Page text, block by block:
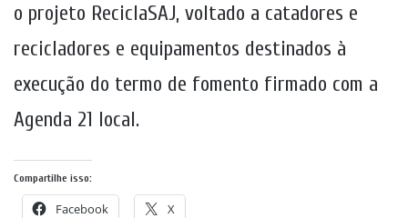
o projeto ReciclaSAJ, voltado a catadores e
recicladores e equipamentos destinados à
execução do termo de fomento firmado com a
Agenda 21 local.
Compartilhe isso:
Facebook X